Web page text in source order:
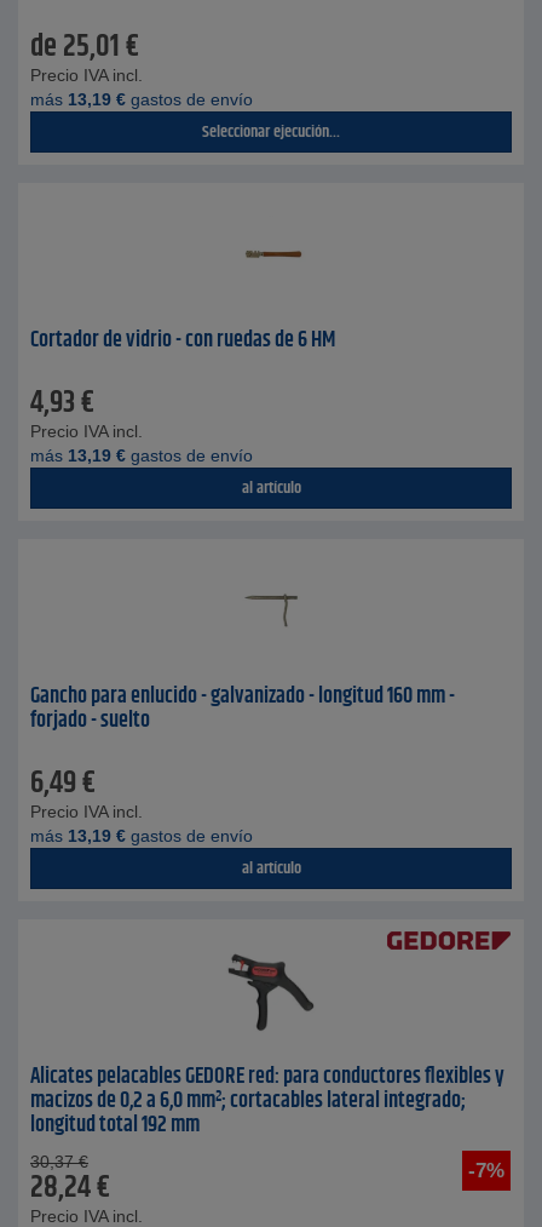
de25,01€
Precio IVA incl.
más 13,19 € gastos de envío
Seleccionar ejecución...
Cortador de vidrio - con ruedas de 6 HM
4,93€
Precio IVA incl.
más 13,19 € gastos de envío
al artículo
Gancho para enlucido - galvanizado - longitud 160 mm -
forjado - suelto
6,49€
Precio IVA incl.
más 13,19 € gastos de envío
al artículo
Alicates pelacables GEDORE red: para conductores flexibles y
macizos de 0,2 a 6,0 mm²; cortacables lateral integrado;
longitud total 192 mm
-7%
30,37 €
28,24€
Precio IVA incl.